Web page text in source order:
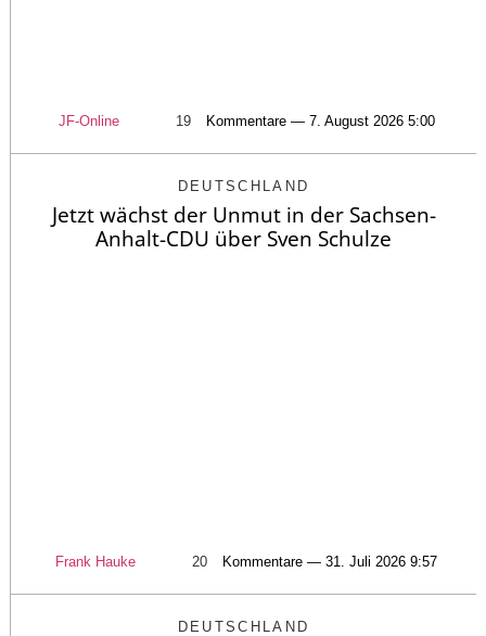
JF-Online 19 Kommentare — 7. August 2026 5:00
DEUTSCHLAND
Jetzt wächst der Unmut in der Sachsen-
Anhalt-CDU über Sven Schulze
Frank Hauke 20 Kommentare — 31. Juli 2026 9:57
DEUTSCHLAND